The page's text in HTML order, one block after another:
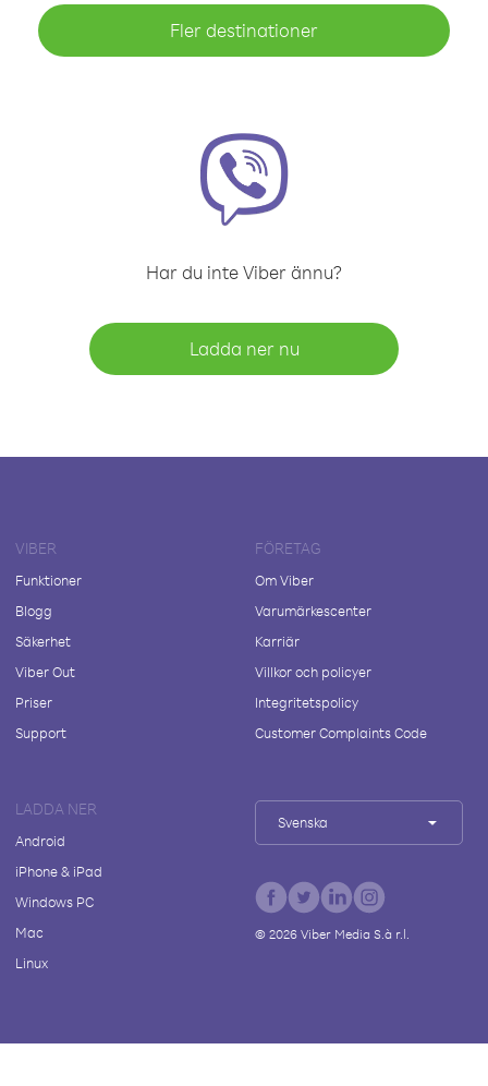
Fler destinationer
Har du inte Viber ännu?
Ladda ner nu
VIBER
Funktioner
Blogg
Säkerhet
Viber Out
Priser
Support
FÖRETAG
Om Viber
Varumärkescenter
Karriär
Villkor och policyer
Integritetspolicy
Customer Complaints Code
LADDA NER
Android
iPhone & iPad
Windows PC
Mac
Linux
Svenska
© 2026Viber Media S.à r.l.